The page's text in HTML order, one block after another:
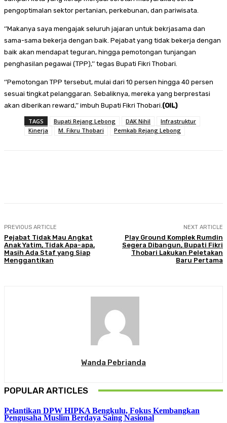
pengoptimalan sektor pertanian, perkebunan, dan pariwisata.
‘’Makanya saya mengajak seluruh jajaran untuk bekrjasama dan
sama-sama bekerja dengan baik. Pejabat yang tidak bekerja dengan
baik akan mendapat teguran, hingga pemotongan tunjangan
penghasilan pegawai (TPP),’’ tegas Bupati Fikri Thobari.
‘’Pemotongan TPP tersebut, mulai dari 10 persen hingga 40 persen
sesuai tingkat pelanggaran. Sebaliknya, mereka yang berprestasi
akan diberikan reward,’’ imbuh Bupati Fikri Thobari.(OIL)
TAGS Bupati Rejang Lebong DAK Nihil
Infrastruktur
Kinerja
M. Fikru Thobari Pemkab Rejang Lebong
PREVIOUS ARTICLE
Pejabat Tidak Mau Angkat
Anak Yatim, Tidak Apa-apa,
Masih Ada Staf yang Siap
Menggantikan
NEXT ARTICLE
Play Ground Komplek Rumdin
Segera Dibangun, Bupati Fikri
Thobari Lakukan Peletakan
Baru Pertama
Wanda Pebrianda
POPULAR ARTICLES
Pelantikan DPW HIPKA Bengkulu, Fokus Kembangkan
Pengusaha Muslim Berdaya Saing Nasional